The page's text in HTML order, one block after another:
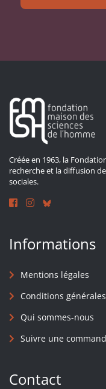
Créée en 1963, la
recherche et la diffusion
sociales.
Informations
Mentions légales
Conditions
Qui sommes-nous
Suivre une
Contact